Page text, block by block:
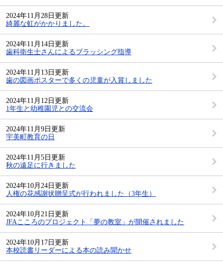
2024年11月28日更新
綺麗な虹がかかりました。
2024年11月14日更新
歯科衛生士さんによるブラッシング指導
2024年11月13日更新
歯の図画ポスターで多くの児童が入賞しました
2024年11月12日更新
1年生と幼稚園児との交流会
2024年11月9日更新
宇美町教育の日
2024年11月5日更新
秋の遠足に行きました
2024年10月24日更新
人権の花感謝状贈呈式が行われました（3年生）
2024年10月21日更新
JFAこころのプロジェクト「夢の教室」が開催されました
2024年10月17日更新
本校読書リーダーによる本の読み聞かせ